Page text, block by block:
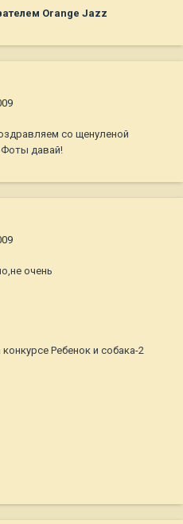
Orange Jazz
со щенуленой
Фоты давай!
очень
Ребенок и собака-2